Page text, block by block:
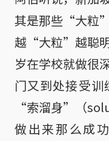
其是那些“大粒
越“大粒”越聪
岁在学校就做很
门又到处接受
“索溜身”（
做出来那么成